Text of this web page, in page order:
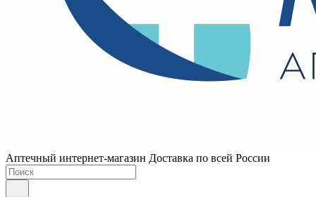
Аптечный интернет-магазин Доставка по всей России